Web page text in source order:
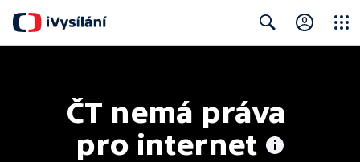
ČT nemá práva
pro internet